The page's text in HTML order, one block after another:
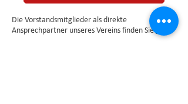
Die Vorstandsmitglieder als direkte
Ansprechpartner unseres Vereins finden Sie